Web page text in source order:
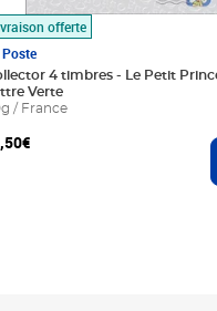
panier
offerte
4 timbres - Le Petit
Verte
/ France
,50€